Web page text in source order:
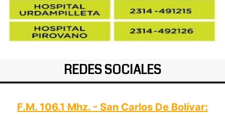
REDES SOCIALES
F.M. 106.1 Mhz. - San Carlos De Bolívar: